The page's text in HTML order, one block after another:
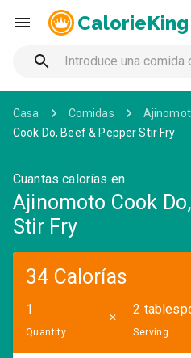
CalorieKing
Casa Comidas
Cook Do, Beef & Pepper Stir Fry
Cuantas calorías en
Ajinomoto Cook
Stir Fry
34 Calorías
Quantity
✕
2
Serving